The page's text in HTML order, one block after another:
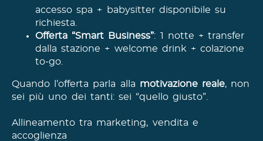
accesso spa + babysitter disponibile su
richiesta.
Offerta “Smart Business”: 1 notte + transfer
dalla stazione + welcome drink + colazione
to-go.
Quando l’offerta parla alla motivazione reale, non
sei più uno dei tanti: sei “quello giusto”.
Allineamento tra marketing, vendita e
accoglienza